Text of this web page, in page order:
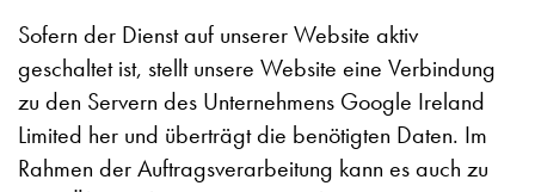
Sofern der Dienst auf unserer Website aktiv
geschaltet ist, stellt unsere Website eine Verbindung
zu den Servern des Unternehmens Google Ireland
Limited her und überträgt die benötigten Daten. Im
Rahmen der Auftragsverarbeitung kann es auch zu